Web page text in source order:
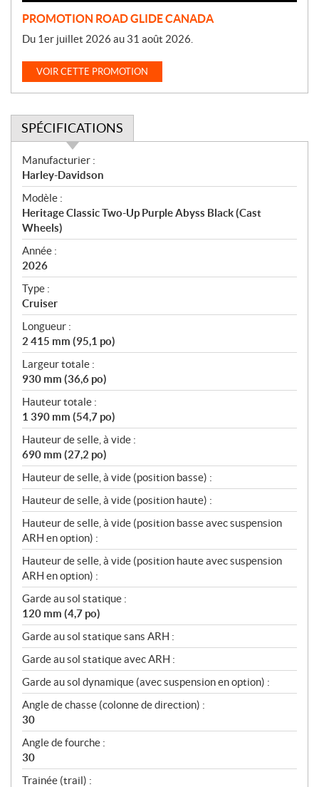
PROMOTION ROAD GLIDE CANADA
Du 1er juillet 2026 au 31 août 2026.
VOIR CETTE PROMOTION
SPÉCIFICATIONS
S
p
é
c
i
f
i
c
a
t
i
o
n
s
Manufacturier :
Harley-Davidson
Modèle :
Heritage Classic Two-Up Purple Abyss Black (Cast
Wheels)
Année :
2026
Type :
Cruiser
Longueur :
2 415 mm (95,1 po)
Largeur totale :
930 mm (36,6 po)
Hauteur totale :
1 390 mm (54,7 po)
Hauteur de selle, à vide :
690 mm (27,2 po)
Hauteur de selle, à vide (position basse) :
Hauteur de selle, à vide (position haute) :
Hauteur de selle, à vide (position basse avec suspension
ARH en option) :
Hauteur de selle, à vide (position haute avec suspension
ARH en option) :
Garde au sol statique :
120 mm (4,7 po)
Garde au sol statique sans ARH :
Garde au sol statique avec ARH :
Garde au sol dynamique (avec suspension en option) :
Angle de chasse (colonne de direction) :
30
Angle de fourche :
30
Trainée (trail) :